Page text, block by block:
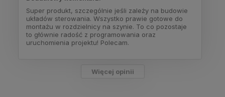
Super produkt, szczególnie jeśli zależy na budowie
układów sterowania. Wszystko prawie gotowe do
montażu w rozdzielnicy na szynie. To co pozostaje
to głównie radość z programowania oraz
uruchomienia projektu! Polecam.
Więcej opinii